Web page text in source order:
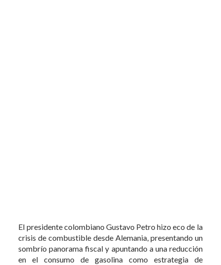
El presidente colombiano Gustavo Petro hizo eco de la
crisis de combustible desde Alemania, presentando un
sombrío panorama fiscal y apuntando a una reducción
en el consumo de gasolina como estrategia de